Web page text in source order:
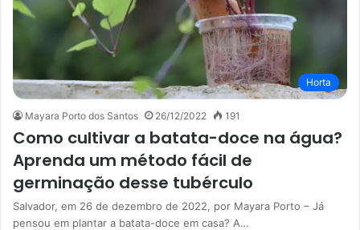
Horta
Mayara Porto dos Santos 26/12/2022 191
Como cultivar a batata-doce na água?
Aprenda um método fácil de
germinação desse tubérculo
Salvador, em 26 de dezembro de 2022, por Mayara Porto – Já
pensou em plantar a batata-doce em casa? A…